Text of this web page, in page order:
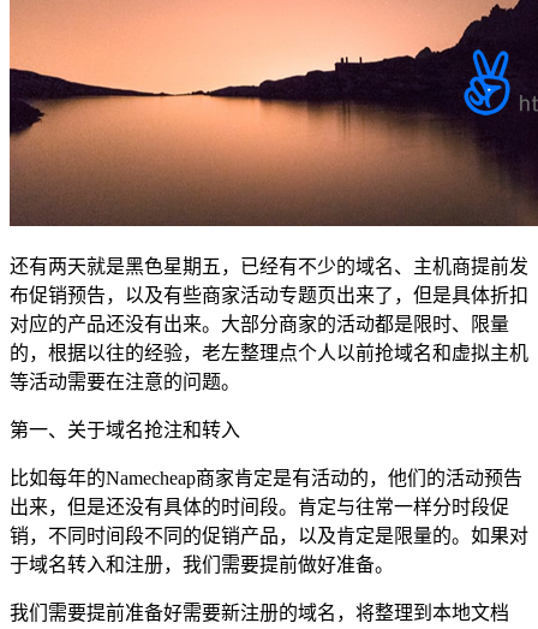
还有两天就是黑色星期五，已经有不少的域名、主机商提前发
布促销预告，以及有些商家活动专题页出来了，但是具体折扣
对应的产品还没有出来。大部分商家的活动都是限时、限量
的，根据以往的经验，老左整理点个人以前抢域名和虚拟主机
等活动需要在注意的问题。
第一、关于域名抢注和转入
比如每年的Namecheap商家肯定是有活动的，他们的活动预告
出来，但是还没有具体的时间段。肯定与往常一样分时段促
销，不同时间段不同的促销产品，以及肯定是限量的。如果对
于域名转入和注册，我们需要提前做好准备。
我们需要提前准备好需要新注册的域名，将整理到本地文档